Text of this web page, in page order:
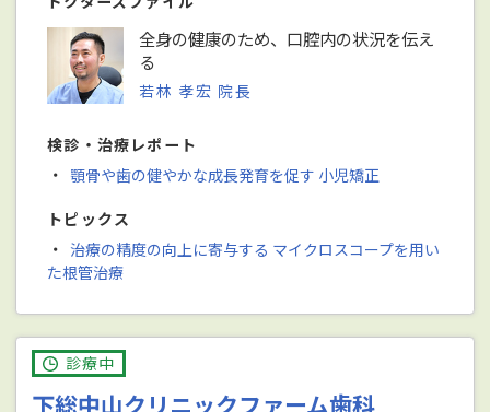
全身の健康のため、口腔内の状況を伝え
る
若林 孝宏 院長
検診・治療レポート
・ 顎骨や歯の健やかな成長発育を促す 小児矯正
トピックス
・ 治療の精度の向上に寄与する マイクロスコープを用い
た根管治療
診療中
下総中山クリニックファーム歯科